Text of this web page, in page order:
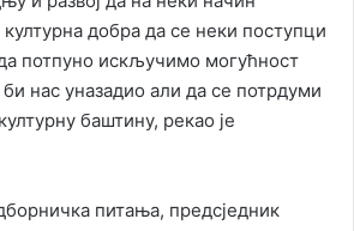
добра да се неки поступци
потпуно искључимо могућност
би нас уназадио али да се потрдуми
баштину, рекао је
питања, предсједник